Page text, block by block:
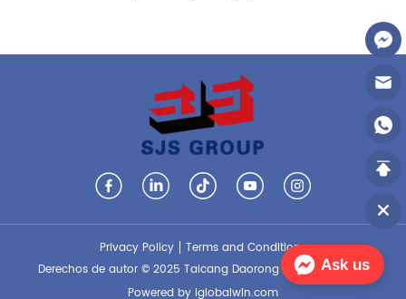
Privacy Policy
Terms and Conditions
Derechos de autor © 2025 Taicang Daorong Knitting Co., Ltd.
Powered by iglobalwin.com
Ask us